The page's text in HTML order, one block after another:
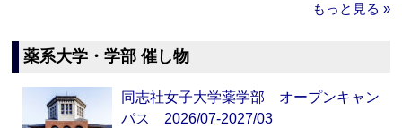
もっと見る »
薬系大学・学部 催し物
同志社女子大学薬学部 オープンキャン
パス 2026/07-2027/03